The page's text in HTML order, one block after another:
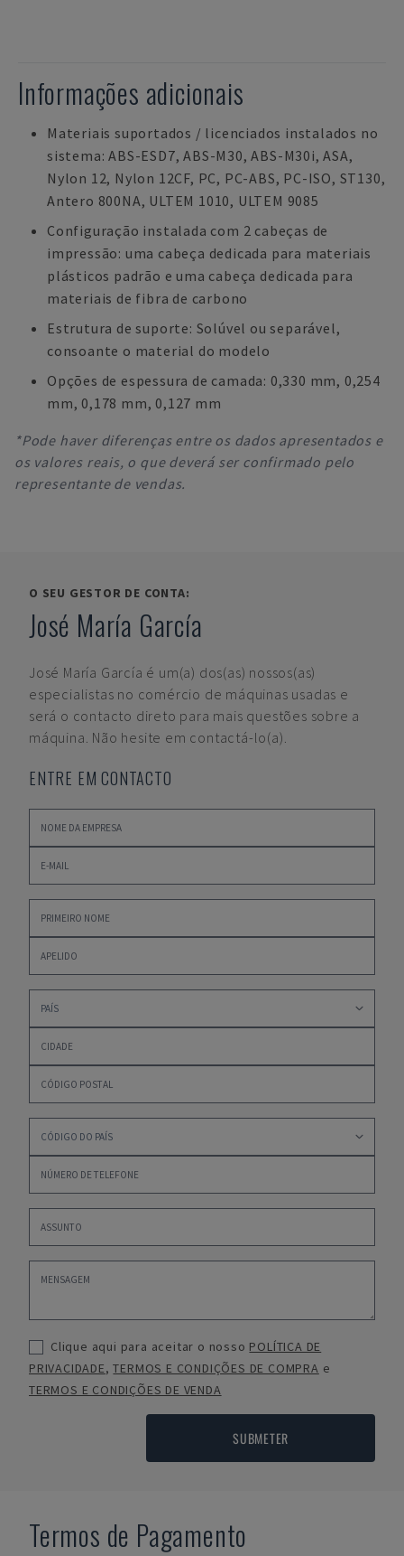
Informações adicionais
Materiais suportados / licenciados instalados no
sistema: ABS-ESD7, ABS-M30, ABS-M30i, ASA,
Nylon 12, Nylon 12CF, PC, PC-ABS, PC-ISO, ST130,
Antero 800NA, ULTEM 1010, ULTEM 9085
Configuração instalada com 2 cabeças de
impressão: uma cabeça dedicada para materiais
plásticos padrão e uma cabeça dedicada para
materiais de fibra de carbono
Estrutura de suporte: Solúvel ou separável,
consoante o material do modelo
Opções de espessura de camada: 0,330 mm, 0,254
mm, 0,178 mm, 0,127 mm
*Pode haver diferenças entre os dados apresentados e
os valores reais, o que deverá ser confirmado pelo
representante de vendas.
O SEU GESTOR DE CONTA:
José María García
José María García é um(a) dos(as) nossos(as)
especialistas no comércio de máquinas usadas e
será o contacto direto para mais questões sobre a
máquina. Não hesite em contactá-lo(a).
ENTRE EM CONTACTO
Clique aqui para aceitar o nosso POLÍTICA DE
PRIVACIDADE,TERMOS E CONDIÇÕES DE COMPRA e
TERMOS E CONDIÇÕES DE VENDA
SUBMETER
Termos de Pagamento